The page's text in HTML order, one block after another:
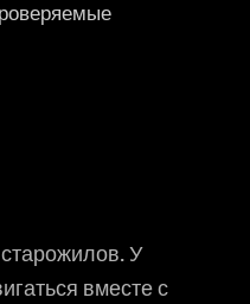
У
вместе с